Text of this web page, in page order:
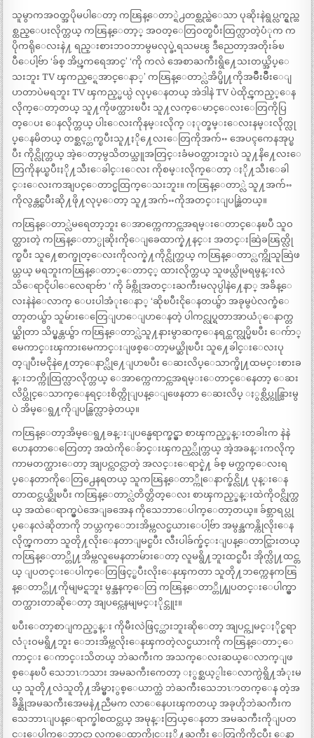
သူမွာကအဝတ္အပိုမပါေတာ့ ကၽြန္ေတာ္ရဲ႕တစ္ထည္ထဲေသာ ပုဆိုးနဲရွပ္လက္ရွည္တ
စ္ထည္ေပးလိုက္တယ္ ကၽြန္ေတာ့္ အဝတ္ေတြဝတ္ၿပီးထြက္လာတဲ့ပံုက က
ပိုကရိုေလးနဲ႔ ရည္းစားဘဝဘာမွမလုပ္ခဲ့ရသမၽွ ဒီညေတာ့အတိုးခ်ၿ
ပီေပါ့ဗ်ာ ‘ခ်စ္ အိပ္ၾကရေအာင္’ ‘ကို ကလဲ အေစာႀကီးရွိ႔ေသးတယ္အိပ္ေ
သးဘူး TV ၾကည့္ရေအာင္ေနာ္’ ကၽြန္ေတာ္လဲအိပ္ဖို႔ကိုအမ်ိဳးမ်ိဳးေျ
ပာတာပဲမရဘူး TV ၾကည့္မယ္ပဲ လုပ္ေနတယ္ အဲဒါနဲ TV ပဲထိုင္ၾကည့္ေန
လိုက္ေတာ့တယ္ သူ႔ကိုဖက္ထားၿပီး သူ႔လက္ေမာင္ေလးေတြကိုပြ
တ္ေပး ေနလိုက္တယ္ ပါးေလးကိုနမ္းလိုက္ ႏုတ္ခမ္းေလးနမ္းလိုက္လု
ပ္ေနမိတယ္ တစ္ဆင့္တက္ၿပီးသူ႔ႏို႔ေလးေတြကိုအက်ႌ အေပၚကေနအုပ္ၿ
ပီး ကိုင္လိုက္တယ္ အဲ့ေတာ့မွသိတယ္သူအတြင္းခံမဝတ္ထားဘူးပဲ သူ႔နိ႔ေလးေ
တြကိုနယ္ၿပီးႏို႔သီးေခါင္းေလး ကိုစမ္းလိုက္ေတာ့ ႏို႔သီးေခါ
င္းေလးကအျပင္ေတာင္မထြက္ေသးဘူး။ ကၽြန္ေတာ္လဲ သူ႔အက်ႌ
ကိုလွန္တင္ၿပီးဆို႔ဖို႔လုပ္ေတာ့ သူ႔အက်ႌကိုအတင္းျပန္ဆြဲတယ္။
ကၽြန္ေတာ္လဲမရေတာ့ဘူး ေအာက္ကေကာင္ကအရမ္းေတာင္ေနၿပီ သူဝ
တ္ထားတဲ့ ကၽြန္ေတာ္ပုဆိုးကိုေျခေထာက္နဲ႔နင္း အတင္းဆြဲခၽြတ္လို
က္ၿပီး သူ႔ေစာက္ဖုတ္ေလးကိုလက္နဲ႔ကိုင္လိုက္တယ္ ကၽြန္ေတာ္လက္ကိုသူဆြဲဖ
ယ္တယ္ မရဘူးကၽြန္ေတာ္ေတာင့္ ထားလိုက္တယ္ သူဖယ္လိုမရမွန္းလဲ
သိေရာငိုပါေလေရာဗ်ာ ‘ ကို ခ်စ္ကိုအတင္းႀကီးမလုပ္ပါနဲ႔ေနာ္ အခ်ိန္ေ
လးနဲနဲေလာက္ ေပးပါအံုးေနာ္ ‘ဆိုၿပီးငိုေနတယ္ဗ်ာ အခုမွပဲလက္ခံေ
တာ့တယ္ဗ်ာ သူမ်ားေတြေျပာေျပာေနတဲ့ ပါကင္လုပ္ရတာအာယံုေနာက္တ
ယ္ဆိုတာ သိပ္မွန္တယ္ဗ်ာ ကၽြန္ေတာ္လဲသူ႔နားမွာဆက္ေနရင္ထက္လုပ္မိၿပီး ေက်ာ္
မေကာင္းၾကားမေကာင္းျဖစ္ေတာ့မယ္ဆိုၿပီး သူ႔ေခါင္းေလးပု
တ္ျပီးမငိုနဲ႔ေတာ့ေနာ္လို႔ေျပာၿပီး ေဆးလိပ္ေသာက္ဖို႔ထမင္းစားခ
န္းဘက္ကိုထြက္လာလိုက္တယ္ ေအာက္ကေကာင္ကအရမ္းေတာင္ေနေတာ့ ေဆး
လိပ္ထိုင္ေသာက္ေနရင္းစိတ္ကိုျပန္ေျဖေနတာ ေဆးလိပ္ ႏွစ္လိပ္ကုန္သြားမွ
ပဲ အိမ္ေရွ႔ကိုျပန္ထြက္လာခဲ့တယ္။
ကၽြန္ေတာ့အိမ္ေရွ႔ခန္းျပန္မေရာက္ခင္မွာ စာၾကည့္ခန္းတခါးက နဲနဲ
ဟေနတာေတြေတာ့ အထဲကိုေခ်ာင္းၾကည့္လိုက္တယ္ အဲ့အခန္းကလိုက္
ကာမတက္ထားေတာ့ အျပင္ကဝင္လာတဲ့ အလင္းေရာင္နဲ႔ ခ်စ္ မက္တက္ေလးရ
ပ္ေနတာကိုေတြ႕ေနရတယ္ သူကၽြန္ေတာ္ကိုေနာက္ခ်င္လို႔ ပုန္းေန
တာထင္တယ္ဆိုၿပီး ကၽြန္ေတာ္လဲတိတ္တိတ္ေလး စာၾကည့္ခန္းထဲကိုဝင္လိုက္တ
ယ္ အထဲေရာက္မွပဲအေျခအေန ကိုသေဘာေပါက္ေတာ့တယ္။ ခ်စ္ဘာရပ္လု
ပ္ေနလဲဆိုတာကို ဘယ္ဘက္ေဘးအိမ္ကလင္မယားေပါ့ဗ်ာ အမွန္အကန္ကိုလိုးေန
လိုက္ၾကတာ သူတို႔လိုးေနတာျမင္ၿပီး လီးပါခ်က္ခ်င္းျပန္ေတာင္သြားတယ္
ကၽြန္ေတာ္တို႔အိမ္ကလူမေနတာမ်ားေတာ့ လူမရွိ႔ဘူးထင္ၿပီး အိုက္လို႔ထင္တ
ယ္ ျပတင္းေပါက္ေတြဖြင့္ၿပီးလိုးေနၾကတာ သူတို႔ဘက္ကေနကၽြ
န္ေတာ္တို႔ကိုမျမင္ရဘူး မွန္အနက္ေတြ ကၽြန္ေတာ္တို႔ျပတင္းေပါက္မွာ
တက္ထားတာဆိုေတာ့ အျပင္ကေနမျမင္ႏိုင္ဘူး။
ၿပီးေတာ့စာျကည့္ခန္း ကိုမီးလဲဖြင့္ထားဘူးဆိုေတာ့ အျပင္ကျမင္ႏိုင္စရာ
လံုးဝမရွိ႔ဘူး ေဘးအိမ္ကလိုးေနၾကတဲ့လင္မယားကို ကၽြန္ေတာ္ေ
ကာင္း ေကာင္းသိတယ္ ဘဲႀကီးက အသက္ေလးဆယ္ေလာက္ျဖ
စ္ေနၿပီ သေဘၤာသား အမႀကီးကေတာ့ ႏွစ္ဆယ့္ငါးေလာက္ပဲရွိ႔အံုးမ
ယ္ သူတို႔လဲသူတို႔အိမ္မွာႏွစ္ေယာက္ထဲ ဘဲႀကီးသေဘၤာတက္ေန တဲ့အ
ခ်ိန္ဆိုအမႀကီးအေမနဲ႔ညီမက လာေနေပးၾကတယ္ အခုဟိုဘဲႀကီးက
သေဘာၤျပန္ေရာက္ခါစထင္တယ္ အမုန္းတြယ္ေနတာ အမႀကီးကိုျပတ
င္းေပါက္ေဘာင္မွာ လက္ေထာက္ခိုင္းႏို႔ႀကီး ေတြကိုကိုင္ၿပီး ေနာ